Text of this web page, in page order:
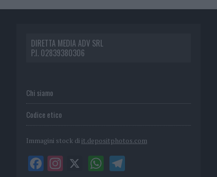
DIRETTA MEDIA ADV SRL
P.I. 02839380306
Chi siamo
Codice etico
Immagini stock di it.depositphotos.com